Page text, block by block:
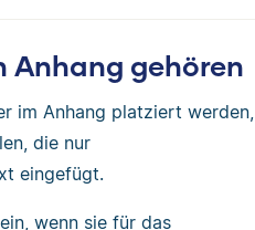
Anhang gehören
im Anhang platziert werden,
die nur
eingefügt.
wenn sie für das